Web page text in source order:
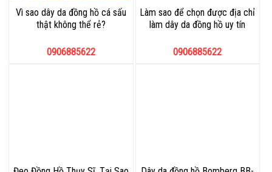
Vì sao dây da đồng hồ cá sấu
thật không thể rẻ?
0906885622
Làm sao để chọn được địa chỉ
làm dây da đồng hồ uy tín
0906885622